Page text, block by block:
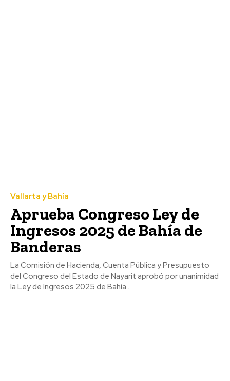
Vallarta y Bahía
Aprueba Congreso Ley de
Ingresos 2025 de Bahía de
Banderas
La Comisión de Hacienda, Cuenta Pública y Presupuesto
del Congreso del Estado de Nayarit aprobó por unanimidad
la Ley de Ingresos 2025 de Bahía...